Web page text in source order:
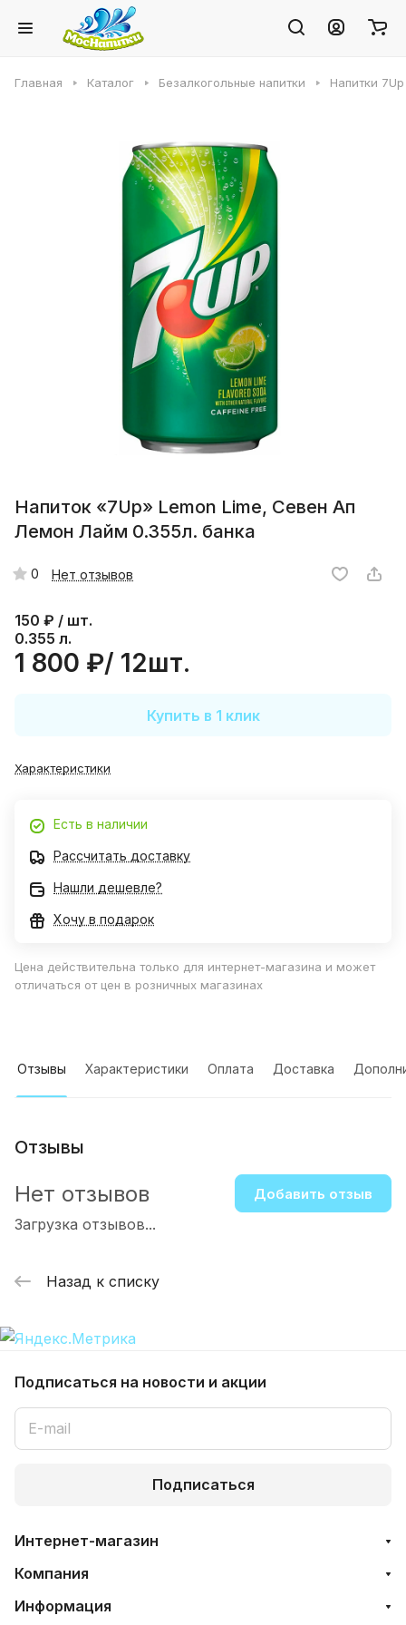
Главная Каталог Безалкогольные напитки Напитки
Напиток «7Up» Lemon Lime, Cевен Ап
Лемон Лайм 0.355л. банка
0 Нет отзывов
150 ₽ / шт.
0.355 л.
1 800 ₽/ 12шт.
Купить в 1 клик
Характеристики
Есть в наличии
Рассчитать доставку
Нашли дешевле?
Хочу в подарок
Цена действительна только для интернет-магазина и может
отличаться от цен в розничных магазинах
Отзывы Характеристики Оплата Доставка
Отзывы
Загрузка отзывов...
Нет отзывов Добавить отзыв
Назад к списку
Подписаться на новости и акции
Подписаться
Интернет-магазин
Компания
Информация